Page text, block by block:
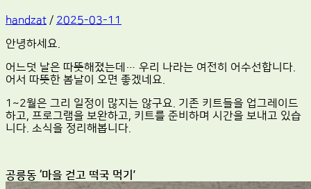
handzat / 2025-03-11
안녕하세요.
어느덧 날은 따뜻해졌는데… 우리 나라는 여전히 어수선합니다.
어서 따뜻한 봄날이 오면 좋겠네요.
1~2월은 그리 일정이 많지는 않구요. 기존 키트들을 업그레이드
하고, 프로그램을 보완하고, 키트를 준비하며 시간을 보내고 있습
니다. 소식을 정리해봅니다.
공릉동 ‘마을 걷고 떡국 먹기’